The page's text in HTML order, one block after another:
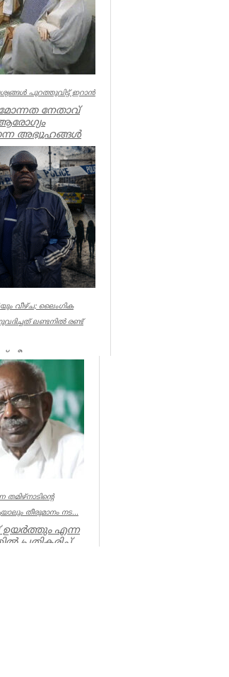
പുറത്തുവിട്ട് ഇറാൻ
നേതാവ്
അഭ്യൂഹങ്ങൾ
വീഴ്ച; ലൈംഗിക
ലണ്ടനിൽ രണ്ട്
ഗുരുതര
തമിഴ്നാടിന്റെ
തീരുമാനം നട...
ഉയർത്തും എന്ന
പ്രതികരിച്ച്